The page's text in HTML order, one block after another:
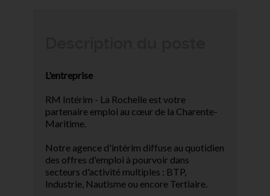
L'entreprise
RM Intérim - La Rochelle est votre
partenaire emploi au cœur de la Charente-
Maritime.
Notre agence d'intérim diffuse au quotidien
des offres d'emploi à pourvoir dans
secteurs d'activité multiples : BTP,
Industrie, Nautisme ou encore Tertiaire.